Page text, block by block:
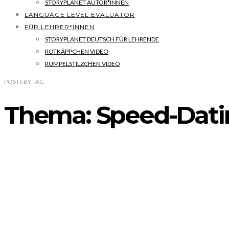
STORYPLANET AUTOR*INNEN
LANGUAGE LEVEL EVALUATOR
FÜR LEHRER*INNEN
STORYPLANET DEUTSCH FÜR LEHRENDE
ROTKÄPPCHEN VIDEO
RUMPELSTILZCHEN VIDEO
POSTS BYTAG
Thema: Speed-